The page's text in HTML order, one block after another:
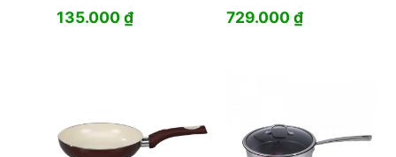
135.000₫ 729.000₫